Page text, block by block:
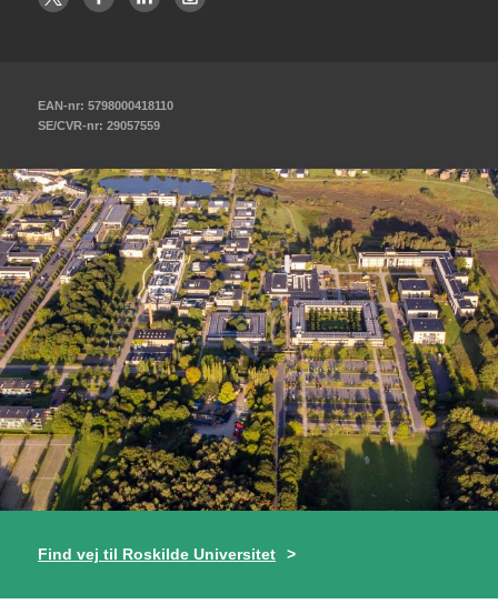
EAN-nr: 5798000418110
SE/CVR-nr: 29057559
Find vej til Roskilde Universitet